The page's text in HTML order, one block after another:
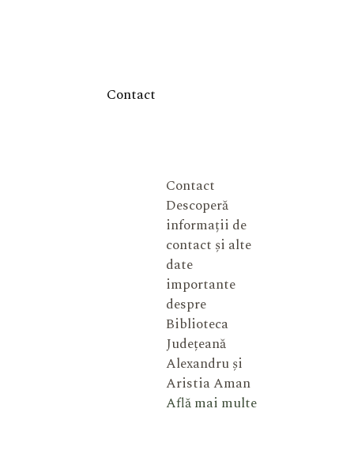
Contact
Contact
Descoperă
informații de
contact și alte
date
importante
despre
Biblioteca
Județeană
Alexandru și
Aristia Aman
Află mai multe